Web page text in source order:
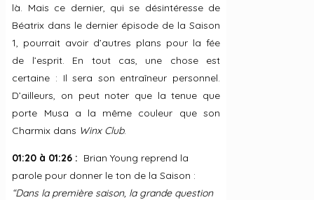
là. Mais ce dernier, qui se désintéresse de
Béatrix dans le dernier épisode de la Saison
1, pourrait avoir d’autres plans pour la fée
de l’esprit. En tout cas, une chose est
certaine : Il sera son entraîneur personnel.
D’ailleurs, on peut noter que la tenue que
porte Musa a la même couleur que son
Charmix dans Winx Club.
01:20 à 01:26 : Brian Young reprend la
parole pour donner le ton de la Saison :
“Dans la première saison, la grande question